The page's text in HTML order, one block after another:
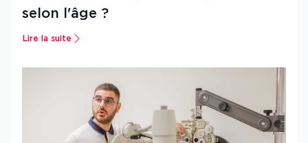
selon l'âge ?
Lire la suite